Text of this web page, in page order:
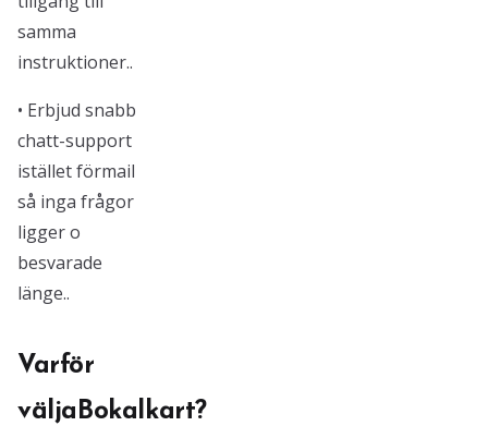
samma
instruktioner..
• Erbjud snabb
chatt-support
istället förmail
så inga frågor
ligger o
besvarade
länge..
Varför
väljaBokalkart?